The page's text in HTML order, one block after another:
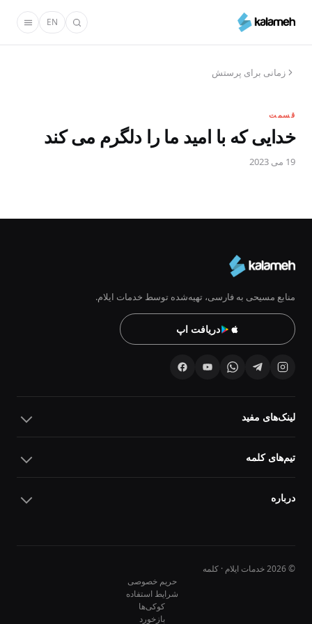
محتوای
EN
زمانی برای پرستش
قسمت
خدایی که با امید ما را دلگرم می کند
19 می 2023
منابع مسیحی به فارسی، تهیه‌شده توسط خدمات ایلام.
دریافت اپ
لینک‌های مفید
تیم‌های کلمه
درباره
© 2026 خدمات ایلام · کلمه
حریم خصوصی
شرایط استفاده
کوکی‌ها
بازخورد
10